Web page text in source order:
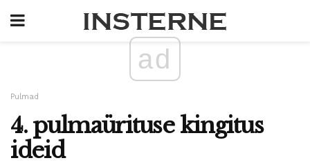
ad
Pulmad
4. pulmaürituse kingitus
ideid